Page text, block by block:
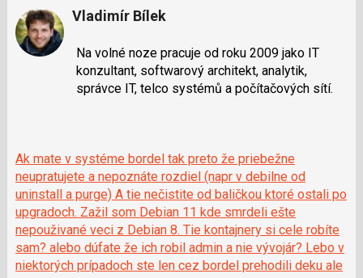
Vladimír Bílek
Na volné noze pracuje od roku 2009 jako IT
konzultant, softwarový architekt, analytik,
správce IT, telco systémů a počítačových sítí.
Ak mate v systéme bordel tak preto že priebežne
neupratujete a nepoznáte rozdiel (napr v debilne od
uninstall a purge) A tie nečistite od baličkou ktoré ostali po
upgradoch. Zažil som Debian 11 kde smrdeli ešte
nepouživané veci z Debian 8. Tie kontajnery si cele robíte
sam? alebo dúfate že ich robil admin a nie vývojár? Lebo v
niektorých prípadoch ste len cez bordel prehodili deku ale